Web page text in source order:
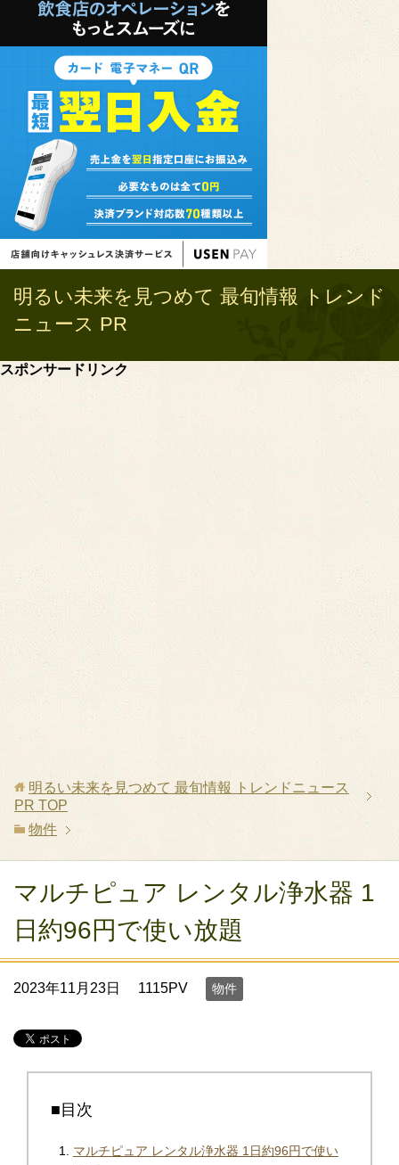
明るい未来を見つめて 最旬情報 トレンド
ニュース PR
スポンサードリンク
明るい未来を見つめて 最旬情報 トレンドニュース
PR TOP
物件
マルチピュア レンタル浄水器 1
日約96円で使い放題
2023年11月23日 1115PV 物件
■目次
マルチピュア レンタル浄水器 1日約96円で使い